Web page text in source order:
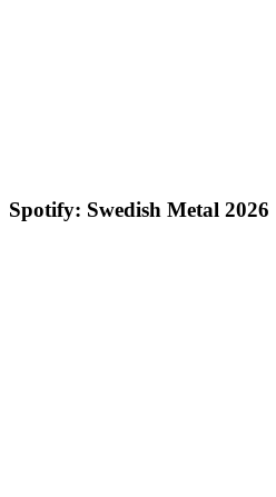
Spotify: Swedish Metal 2026